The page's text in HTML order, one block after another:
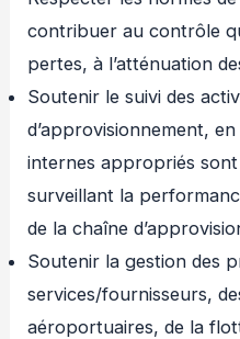
contribuer au contrôle
pertes, à l’atténuation
Soutenir le suivi des
d’approvisionnement,
internes appropriés
surveillant la
de la chaîne
Soutenir la gestion des
services/fournisseurs,
aéroportuaires, de la